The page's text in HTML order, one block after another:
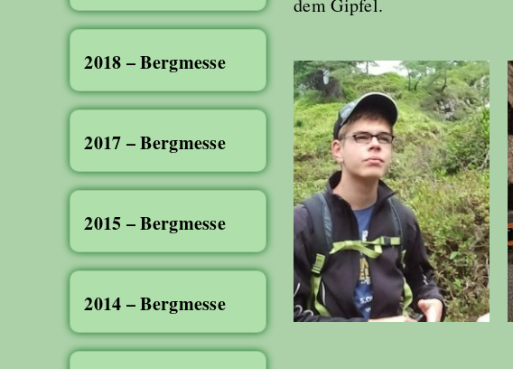
2018 – Bergmesse
2017 – Bergmesse
2015 – Bergmesse
2014 – Bergmesse
dem Gipfel.